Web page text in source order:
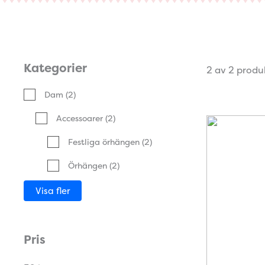
Kategorier
Dam (2)
Accessoarer (2)
Festliga örhängen (2)
Örhängen (2)
Visa fler
Pris
2 av 2